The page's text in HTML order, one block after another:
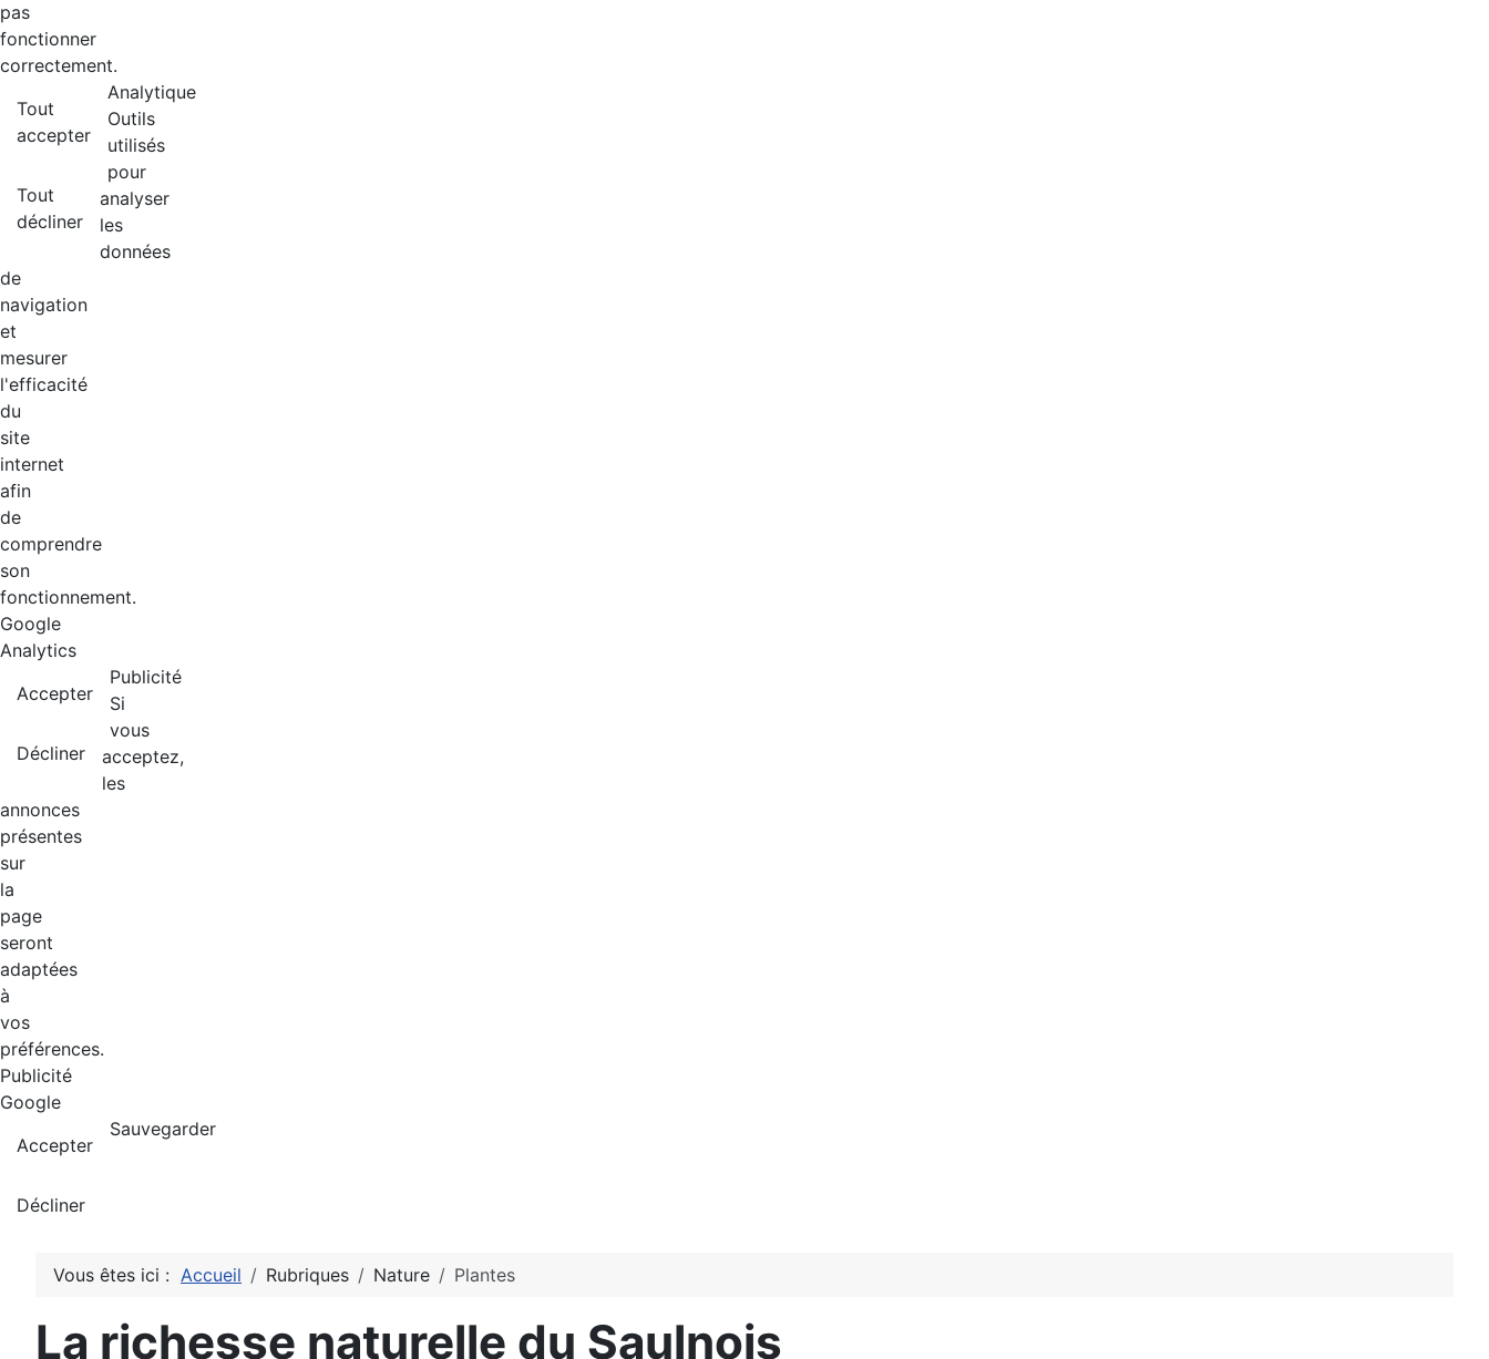
Vous êtes ici : Accueil Rubriques Nature Plantes
La richesse naturelle du Saulnois
pas
fonctionner
correctement.
Tout
accepter
Tout
décliner
Analytique
Outils
utilisés
pour
analyser
les
données
de
navigation
et
mesurer
l'efficacité
du
site
internet
afin
de
comprendre
son
fonctionnement.
Google
Analytics
Accepter
Décliner
Publicité
Si
vous
acceptez,
les
annonces
présentes
sur
la
page
seront
adaptées
à
vos
préférences.
Publicité
Google
Accepter
Décliner
Sauvegarder